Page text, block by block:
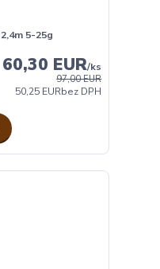
2,4m 5-25g
97,00 EUR
60,30 EUR/ks
50,25 EURbez DPH